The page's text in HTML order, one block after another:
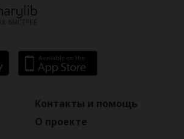
Контакты и помощь
О проекте